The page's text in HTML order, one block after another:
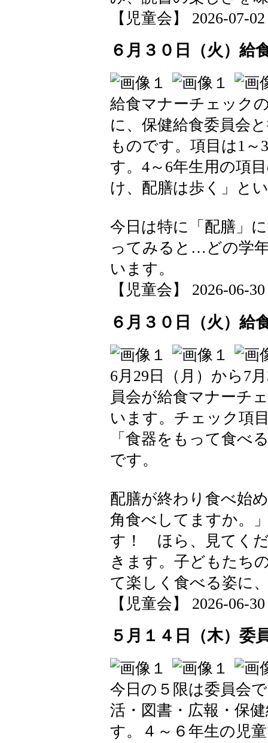
【児童会】 2026-07-
６月３０日（火）給
給食マナーチェック
に、保健給食委員会
ものです。項目は1～
す。4～6年生用の項
け、配膳は歩く」と
今日は特に「配膳」
ってみると…どの学
います。
【児童会】 2026-06-
６月３０日（火）給
6月29日（月）から7
員会が給食マナーチ
います。チェック項
「食器をもって食べ
です。
配膳が終わり食べ始
角食べしてますか。
す！ ほら、見てく
きます。子どもたち
て楽しく食べる姿に
【児童会】 2026-06-
５月１４日（木）委
今日の５限は委員会
活・図書・広報・保
す。４～６年生の児